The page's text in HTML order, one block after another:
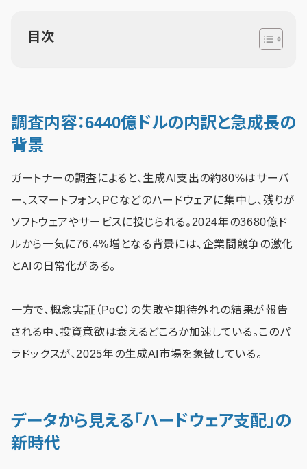
目次
調査内容：6440億ドルの内訳と急成長の
背景
ガートナーの調査によると、生成AI支出の約80%はサーバ
ー、スマートフォン、PCなどのハードウェアに集中し、残りが
ソフトウェアやサービスに投じられる。2024年の3680億ド
ルから一気に76.4%増となる背景には、企業間競争の激化
とAIの日常化がある。
一方で、概念実証（PoC）の失敗や期待外れの結果が報告
される中、投資意欲は衰えるどころか加速している。このパ
ラドックスが、2025年の生成AI市場を象徴している。
データから見える「ハードウェア支配」の
新時代